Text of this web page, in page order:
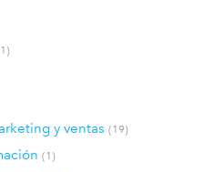
y ventas(19)
(1)